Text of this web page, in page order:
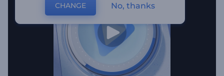
CHANGE No, thanks